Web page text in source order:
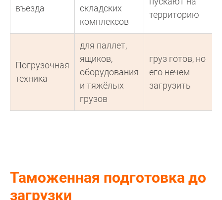
въезда
складских
комплексов
территорию
Погрузочная
техника
для паллет,
ящиков,
оборудования
и тяжёлых
грузов
груз готов, но
его нечем
загрузить
Таможенная подготовка до
загрузки